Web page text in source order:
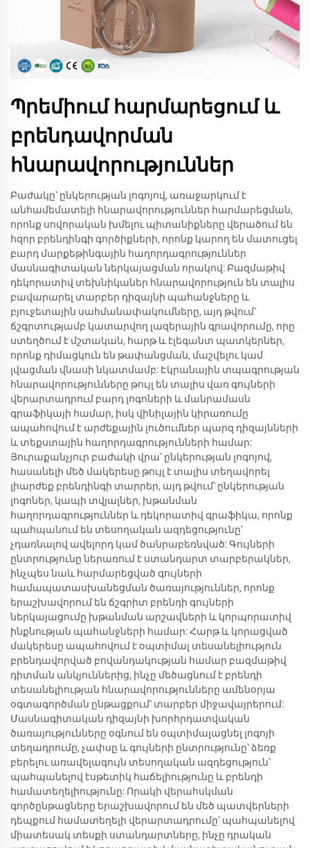
Պրեմիում հարմարեցում և
բրենդավորման
հնարավորություններ
Բաժակը՝ ընկերության լոգոյով, առաջարկում է
անհամեմատելի հնարավորություններ հարմարեցման,
որոնք սովորական խմելու պիտանիքները վերածում են
հզոր բրենդինգի գործիքների, որոնք կարող են մատուցել
բարդ մարքեթինգային հաղորդագրություններ
մասնագիտական ներկայացման որակով: Բազմաթիվ
դեկորատիվ տեխնիկաներ հնարավորություն են տալիս
բավարարել տարբեր դիզայնի պահանջները և
բյուջետային սահմանափակումները, այդ թվում՝
ճշգրտությամբ կատարվող լազերային գրավորումը, որը
ստեղծում է մշտական, հարթ և էլեգանտ պատկերներ,
որոնք դիմացկուն են թափանցման, մաշվելու կամ
լվացման վնասի նկատմամբ: Էկրանային տպագրության
հնարավորությունները թույլ են տալիս վառ գույների
վերարտադրում բարդ լոգոների և մանրամասն
գրաֆիկայի համար, իսկ վինիլային կիրառումը
ապահովում է արժեքային լուծումներ պարզ դիզայնների
և տեքստային հաղորդագրությունների համար:
Յուրաքանչյուր բաժակի վրա՝ ընկերության լոգոյով,
հասանելի մեծ մակերեսը թույլ է տալիս տեղավորել
լիարժեք բրենդինգի տարրեր, այդ թվում՝ ընկերության
լոգոներ, կապի տվյալներ, խթանման
հաղորդագրություններ և դեկորատիվ գրաֆիկա, որոնք
պահպանում են տեսողական ազդեցությունը՝
չդառնալով ավելորդ կամ ծանրաբեռնված: Գույների
ընտրությունը ներառում է ստանդարտ տարբերակներ,
ինչպես նաև հարմարեցված գույների
համապատասխանեցման ծառայություններ, որոնք
երաշխավորում են ճշգրիտ բրենդի գույների
ներկայացումը խթանման արշավների և կորպորատիվ
ինքնության պահանջների համար: Հարթ և կորացված
մակերեսը ապահովում է օպտիմալ տեսանելիություն
բրենդավորված բովանդակության համար բազմաթիվ
դիտման անկյուններից, ինչը մեծացնում է բրենդի
տեսանելիության հնարավորությունները ամենօրյա
օգտագործման ընթացքում՝ տարբեր միջավայրերում:
Մասնագիտական դիզայնի խորհրդատվական
ծառայությունները օգնում են օպտիմալացնել լոգոյի
տեղադրումը, չափսը և գույների ընտրությունը՝ ձեռք
բերելու առավելագույն տեսողական ազդեցություն՝
պահպանելով էսթետիկ հաճելիությունը և բրենդի
համատեղելիությունը: Որակի վերահսկման
գործընթացները երաշխավորում են մեծ պատվերների
դեպքում համատեղելի վերարտադրումը՝ պահպանելով
միատեսակ տեսքի ստանդարտները, ինչը դրական